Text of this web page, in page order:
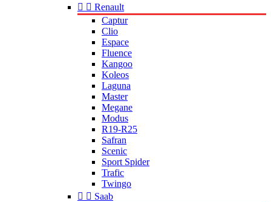
  Renault
Captur
Clio
Espace
Fluence
Kangoo
Koleos
Laguna
Master
Megane
Modus
R19-R25
Safran
Scenic
Sport Spider
Trafic
Twingo
  Saab